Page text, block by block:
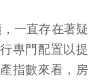
一直存在著疑
專門配置以提
指數來看，房